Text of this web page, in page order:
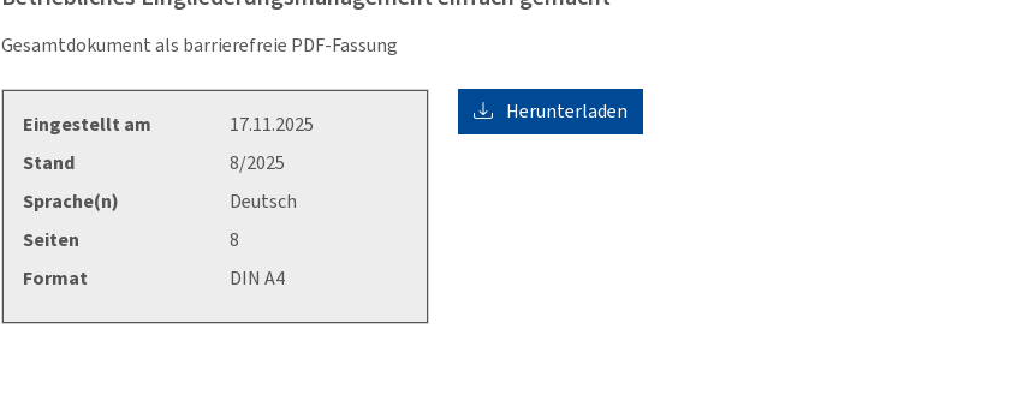
Gesamtdokument als barrierefreie PDF-Fassung
Eingestellt am
17.11.2025
Stand
8/2025
Sprache(n)
Deutsch
Seiten
8
Format
DIN A4
Herunterladen